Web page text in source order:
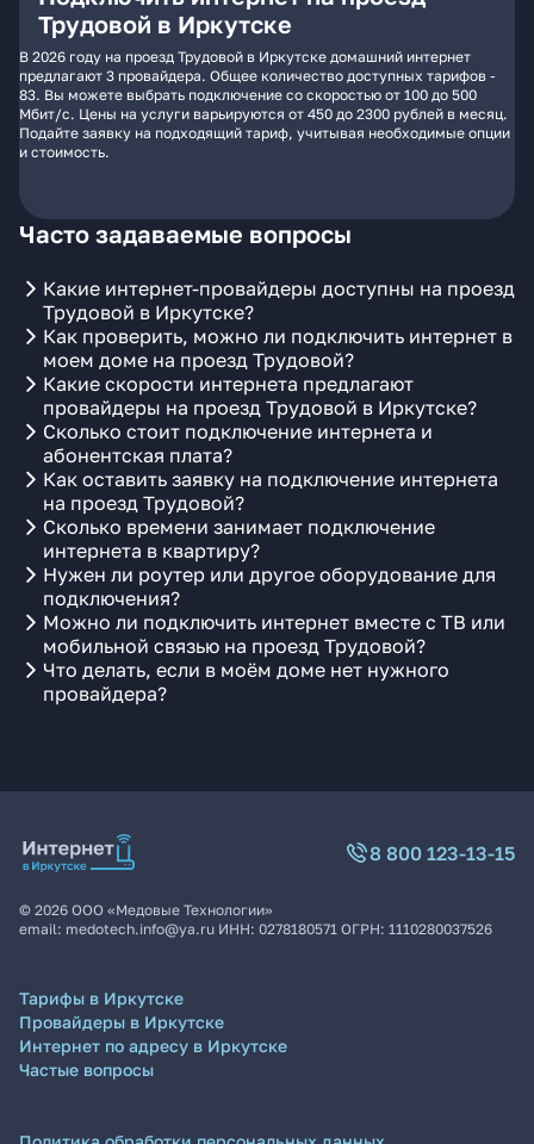
Трудовой в Иркутске
В 2026 году на проезд Трудовой в Иркутске домашний интернет
предлагают 3 провайдера. Общее количество доступных тарифов -
83. Вы можете выбрать подключение со скоростью от 100 до 500
Мбит/с. Цены на услуги варьируются от 450 до 2300 рублей в месяц.
Подайте заявку на подходящий тариф, учитывая необходимые опции
и стоимость.
Часто задаваемые вопросы
Какие интернет-провайдеры доступны на проезд
Трудовой в Иркутске?
Как проверить, можно ли подключить интернет в
моем доме на проезд Трудовой?
Какие скорости интернета предлагают
провайдеры на проезд Трудовой в Иркутске?
Сколько стоит подключение интернета и
абонентская плата?
Как оставить заявку на подключение интернета
на проезд Трудовой?
Сколько времени занимает подключение
интернета в квартиру?
Нужен ли роутер или другое оборудование для
подключения?
Можно ли подключить интернет вместе с ТВ или
мобильной связью на проезд Трудовой?
Что делать, если в моём доме нет нужного
провайдера?
8 800 123-13-15
© 2026 ООО «Медовые Технологии»
email: medotech.info@ya.ru ИНН: 0278180571 ОГРН: 1110280037526
Тарифы в Иркутске
Провайдеры в Иркутске
Интернет по адресу в Иркутске
Частые вопросы